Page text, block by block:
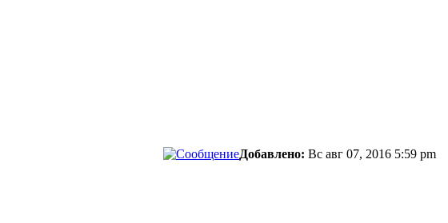
Добавлено: Вс авг 07, 2016 5:59 pm